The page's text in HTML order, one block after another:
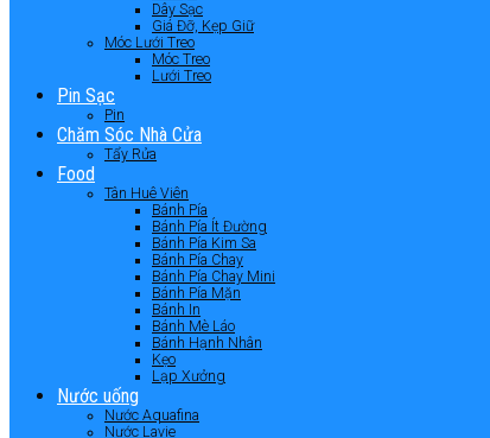
Dây Sạc
Giá Đỡ, Kẹp Giữ
Móc Lưới Treo
Móc Treo
Lưới Treo
Pin Sạc
Pin
Chăm Sóc Nhà Cửa
Tẩy Rửa
Food
Tân Huê Viên
Bánh Pía
Bánh Pía Ít Đường
Bánh Pía Kim Sa
Bánh Pía Chay
Bánh Pía Chay Mini
Bánh Pía Mặn
Bánh In
Bánh Mè Láo
Bánh Hạnh Nhân
Kẹo
Lạp Xưởng
Nước uống
Nước Aquafina
Nước Lavie